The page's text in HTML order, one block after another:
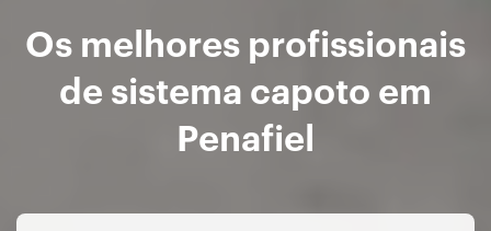
Os melhores profissionais
de sistema capoto em
Penafiel